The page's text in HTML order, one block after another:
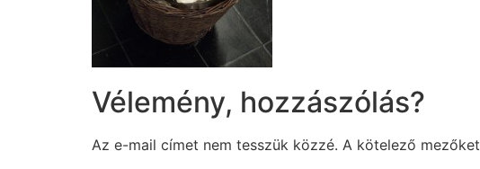
Vélemény, hozzászólás?
Az e-mail címet nem tesszük közzé. A kötelező mezőket